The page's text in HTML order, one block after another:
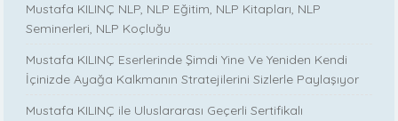
Mustafa KILINÇ NLP, NLP Eğitim, NLP Kitapları, NLP
Seminerleri, NLP Koçluğu
Mustafa KILINÇ Eserlerinde Şimdi Yine Ve Yeniden Kendi
İçinizde Ayağa Kalkmanın Stratejilerini Sizlerle Paylaşıyor
Mustafa KILINÇ ile Uluslararası Geçerli Sertifikalı